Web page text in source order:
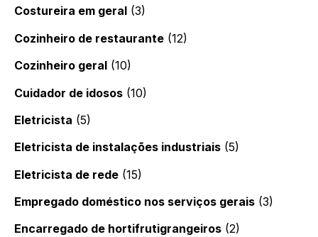
Costureira em geral (3)
Cozinheiro de restaurante (12)
Cozinheiro geral (10)
Cuidador de idosos (10)
Eletricista (5)
Eletricista de instalações industriais (5)
Eletricista de rede (15)
Empregado doméstico nos serviços gerais (3)
Encarregado de hortifrutigrangeiros (2)